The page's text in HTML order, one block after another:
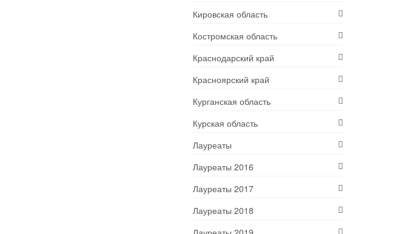
Кировская область
Костромская область
Краснодарский край
Красноярский край
Курганская область
Курская область
Лауреаты
Лауреаты 2016
Лауреаты 2017
Лауреаты 2018